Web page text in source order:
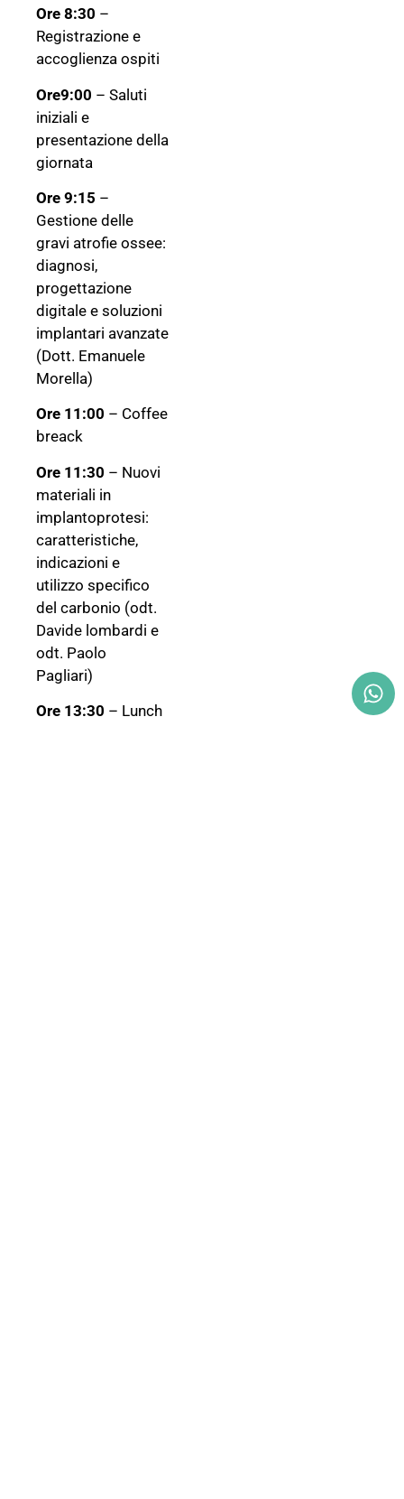
Ore 8:30 –
Registrazione e
accoglienza ospiti
Ore9:00 – Saluti
iniziali e
presentazione della
giornata
Ore 9:15 –
Gestione delle
gravi atrofie ossee:
diagnosi,
progettazione
digitale e soluzioni
implantari avanzate
(Dott. Emanuele
Morella)
Ore 11:00 – Coffee
breack
Ore 11:30 – Nuovi
materiali in
implantoprotesi:
caratteristiche,
indicazioni e
utilizzo specifico
del carbonio (odt.
Davide lombardi e
odt. Paolo
Pagliari)
Ore 13:30 – Lunch